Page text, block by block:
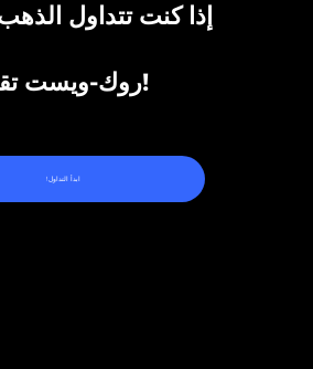
إذا كنت تتداول
روك-ويست تقدم لك الأفضل!
!ابدأ التداول